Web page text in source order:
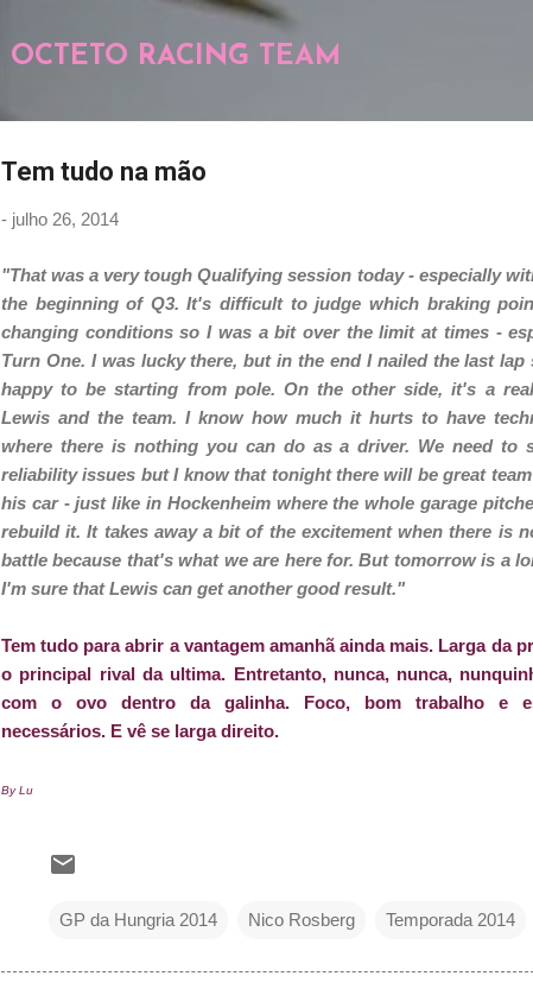
OCTETO RACING TEAM
Tem tudo na mão
- julho 26, 2014
"That was a very tough Qualifying session today - especially
the beginning of Q3. It's difficult to judge which braking
changing conditions so I was a bit over the limit at times -
Turn One. I was lucky there, but in the end I nailed the last lap
happy to be starting from pole. On the other side, it's a
Lewis and the team. I know how much it hurts to have
where there is nothing you can do as a driver. We need to
reliability issues but I know that tonight there will be great
his car - just like in Hockenheim where the whole garage
rebuild it. It takes away a bit of the excitement when there is
battle because that's what we are here for. But tomorrow is a
I'm sure that Lewis can get another good result."
Tem tudo para abrir a vantagem amanhã ainda mais. Larga da
o principal rival da ultima. Entretanto, nunca, nunca,
com o ovo dentro da galinha. Foco, bom trabalho e
necessários. E vê se larga direito.
By Lu
GP da Hungria 2014 Nico Rosberg Temporada 2014